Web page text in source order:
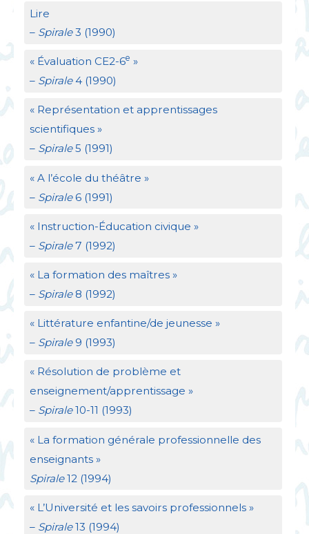
Lire
– Spirale3 (1990)
« Évaluation CE2-6e »
– Spirale4 (1990)
« Représentation et apprentissages
scientifiques »
– Spirale5 (1991)
« A l’école du théâtre »
– Spirale6 (1991)
« Instruction-Éducation civique »
– Spirale7 (1992)
« La formation des maîtres »
– Spirale8 (1992)
« Littérature enfantine/de jeunesse »
– Spirale9 (1993)
« Résolution de problème et
enseignement/apprentissage »
– Spirale10-11 (1993)
« La formation générale professionnelle des
enseignants »
Spirale12 (1994)
« L’Université et les savoirs professionnels »
– Spirale13 (1994)